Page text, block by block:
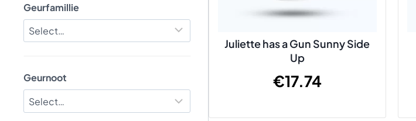
Geurfamillie
Geurnoot
Juliette has a Gun Sunny Side
Up
€17.74